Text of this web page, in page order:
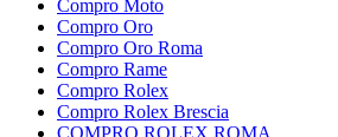
Compro Moto
Compro Oro
Compro Oro Roma
Compro Rame
Compro Rolex
Compro Rolex Brescia